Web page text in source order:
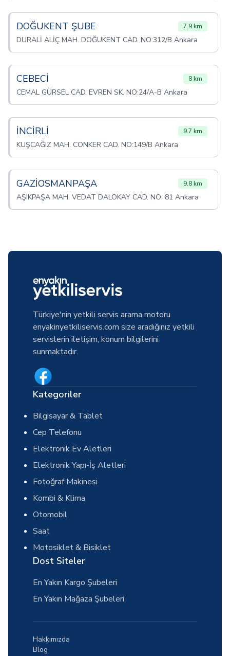
DOĞUKENT ŞUBE 7.9 km
DURALİ ALİÇ MAH. DOĞUKENT CAD. NO:312/B Ankara
CEBECİ 8 km
CEMAL GÜRSEL CAD. EVREN SK. NO:24/A-B Ankara
İNCİRLİ 9.7 km
KUŞCAĞIZ MAH. CONKER CAD. NO:149/B Ankara
GAZİOSMANPAŞA 9.8 km
AŞIKPAŞA MAH. VEDAT DALOKAY CAD. NO: 81 Ankara
Türkiye'nin yetkili servis arama motoru
enyakinyetkiliservis.com size aradığınız yetkili
servislerin iletişim, konum bilgilerini
sunmaktadır.
Kategoriler
Bilgisayar & Tablet
Cep Telefonu
Elektronik Ev Aletleri
Elektronik Yapı-İş Aletleri
Fotoğraf Makinesi
Kombi & Klima
Otomobil
Saat
Motosiklet & Bisiklet
Dost Siteler
En Yakın Kargo Şubeleri
En Yakın Mağaza Şubeleri
Hakkımızda
Blog